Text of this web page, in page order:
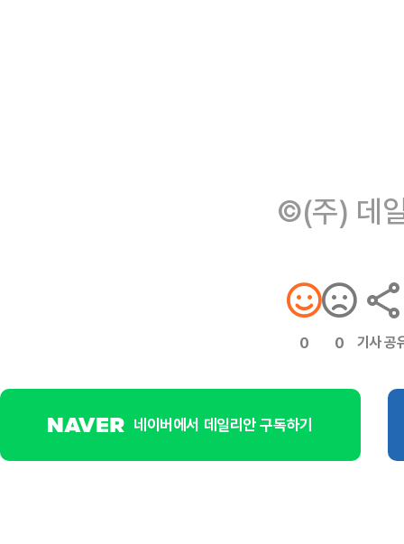
©(주) 데
0 0 기사 공
네이버에서 데일리안 구독하기